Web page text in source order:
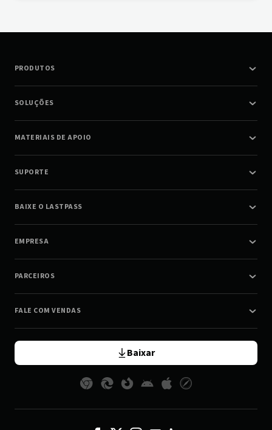
PRODUTOS
SOLUÇÕES
MATERIAIS DE APOIO
SUPORTE
BAIXE O LASTPASS
EMPRESA
PARCEIROS
FALE COM VENDAS
Baixar